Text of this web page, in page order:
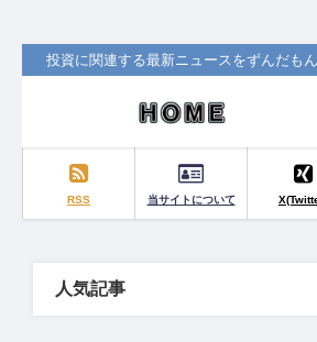
投資に関連する最新ニュースをずんだも
RSS 当サイトについて
人気記事